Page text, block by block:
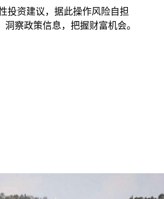
投资建议，据此操作风险自担
察政策信息，把握财富机会。